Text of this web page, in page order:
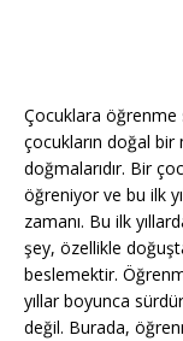
Çocuklara öğrenme
çocukların doğal
doğmalarıdır. Bir
öğreniyor ve bu ilk
zamanı. Bu ilk
şey, özellikle
beslemektir.
yıllar boyunca
değil. Burada,